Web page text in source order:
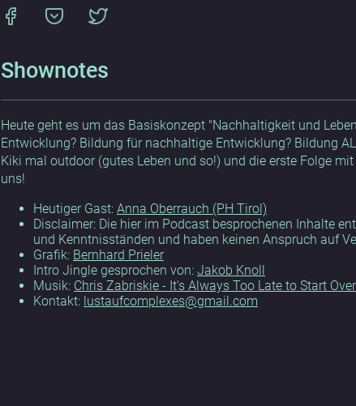
Shownotes
Heute geht es um das Basiskonzept "Nachhaltigkeit und
Entwicklung? Bildung für nachhaltige Entwicklung? Bildung
Kiki mal outdoor (gutes Leben und so!) und die erste Folge
uns!
Heutiger Gast: Anna Oberrauch (PH Tirol)
Disclaimer: Die hier im Podcast besprochenen Inhalte
und Kenntnisständen und haben keinen Anspruch auf
Grafik: Bernhard Prieler
Intro Jingle gesprochen von: Jakob Knoll
Musik: Chris Zabriskie - It's Always Too Late to Start Over
Kontakt: lustaufcomplexes@gmail.com